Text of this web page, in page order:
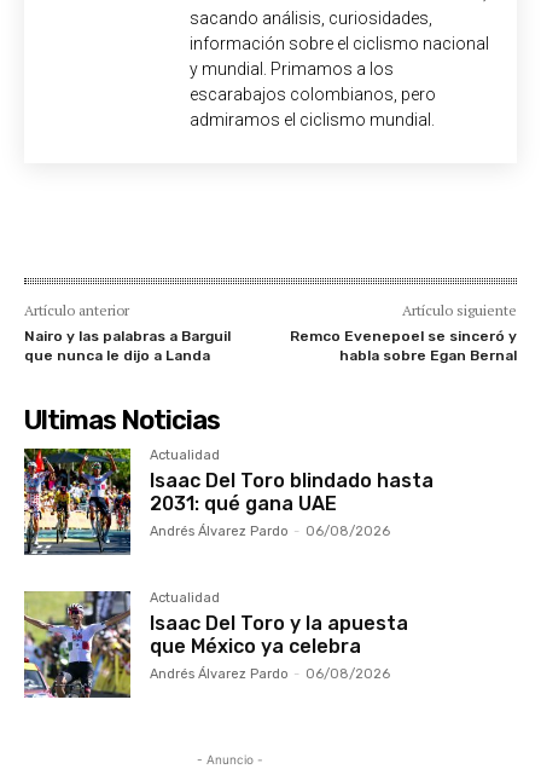
sacando análisis, curiosidades,
información sobre el ciclismo nacional
y mundial. Primamos a los
escarabajos colombianos, pero
admiramos el ciclismo mundial.
Artículo anterior
Nairo y las palabras a Barguil
que nunca le dijo a Landa
Artículo siguiente
Remco Evenepoel se sinceró y
habla sobre Egan Bernal
Ultimas Noticias
Actualidad
Isaac Del Toro blindado hasta
2031: qué gana UAE
Andrés Álvarez Pardo - 06/08/2026
Actualidad
Isaac Del Toro y la apuesta
que México ya celebra
Andrés Álvarez Pardo - 06/08/2026
- Anuncio -